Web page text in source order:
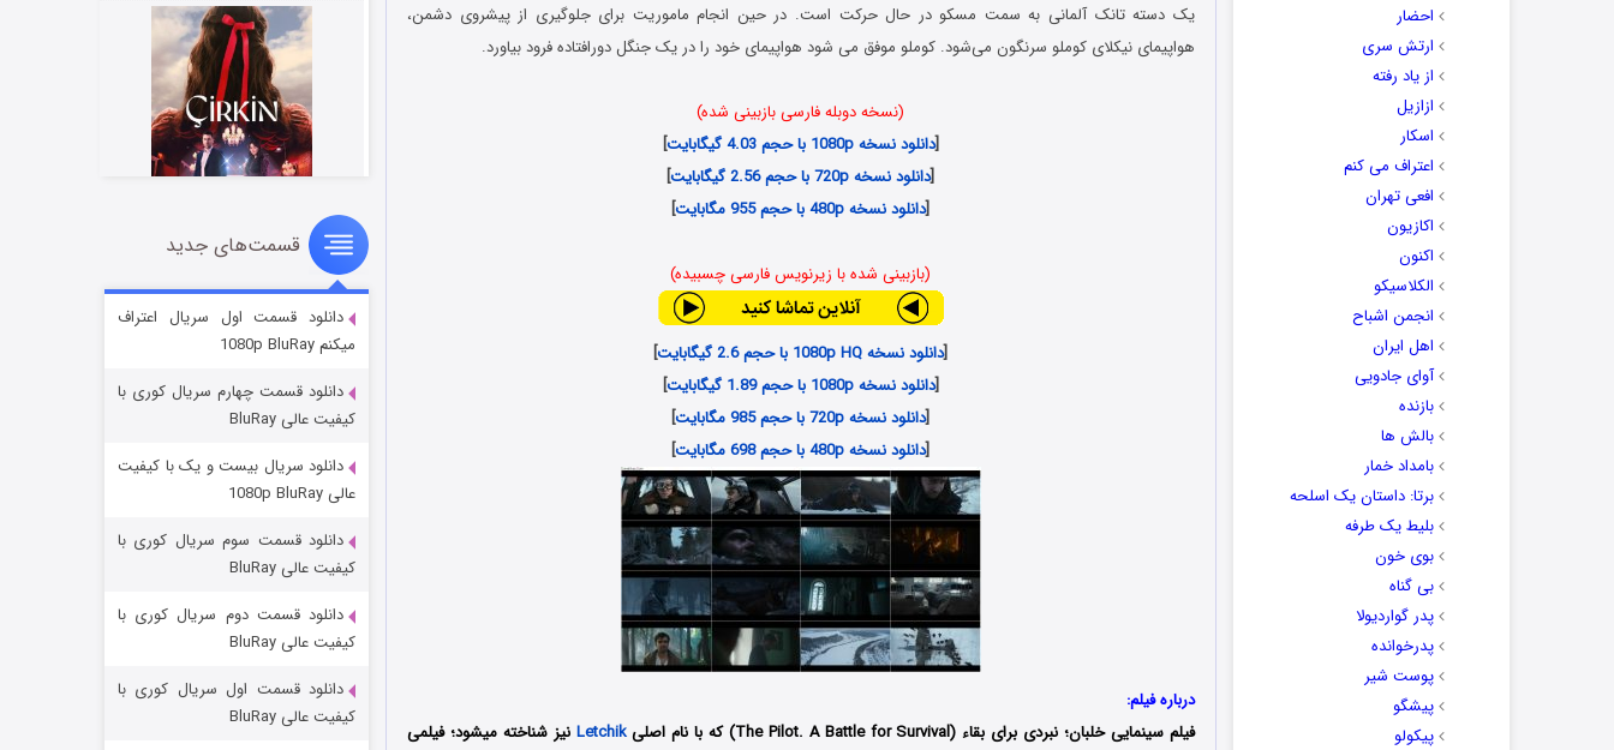
احضار
ارتش سری
از یاد رفته
ازازیل
اسکار
اعتراف می کنم
افعی تهران
اکازیون
اکنون
الکلاسیکو
انجمن اشباح
اهل ایران
آوای جادویی
بازنده
بالش ها
بامداد خمار
برتا: داستان یک اسلحه
بلیط یک‌‌ طرفه
بوی خون
بی گناه
پدر گواردیولا
پدرخوانده
پوست شیر
پیشگو
پیکولو
یک دسته تانک آلمانی به سمت مسکو در حال حرکت است. در حین انجام ماموریت برای جلوگیری از پیشروی دشمن،
هواپیمای نیکلای کوملو سرنگون می‌شود. کوملو موفق می شود هواپیمای خود را در یک جنگل دورافتاده فرود بیاورد.
(نسخه دوبله فارسی بازبینی شده)
[دانلود نسخه 1080p با حجم 4.03 گیگابایت
]
[دانلود نسخه 720p با حجم 2.56 گیگابایت
]
[دانلود نسخه 480p با حجم 955 مگابایت ]
(بازبینی شده با زیرنویس فارسی چسبیده)
[دانلود نسخه 1080p HQ با حجم 2.6 گیگابایت
]
[دانلود نسخه 1080p با حجم 1.89 گیگابایت
]
[دانلود نسخه 720p با حجم 985 مگابایت
]
[دانلود نسخه 480p با حجم 698 مگابایت ]
درباره فیلم:
فیلم سینمایی خلبان؛ نبردی برای بقاء (The Pilot. A Battle for Survival) که با نام اصلی
Letchik نیز شناخته میشود؛ فیلمی
سریال زشت
قسمت۲ (زیرنویس) منتشر شد
مردگان متحرک: شهر مرده ۳
قسمت‌های جدید
دانلود قسمت اول سریال اعتراف
میکنم 1080p BluRay
دانلود قسمت چهارم سریال کوری با
کیفیت عالی BluRay
دانلود سریال بیست و یک با کیفیت
عالی 1080p BluRay
دانلود قسمت سوم سریال کوری با
کیفیت عالی BluRay
دانلود قسمت دوم سریال کوری با
کیفیت عالی BluRay
دانلود قسمت اول سریال کوری با
کیفیت عالی BluRay